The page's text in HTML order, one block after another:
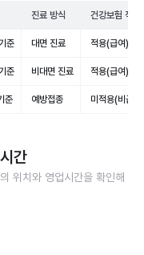
진료 방식 건강보험 적용
준 대면 진료 적용(급여)
준 비대면 진료 적용(급여)
준 예방접종 미적용(비급여)
간
의 위치와 영업시간을 확인해